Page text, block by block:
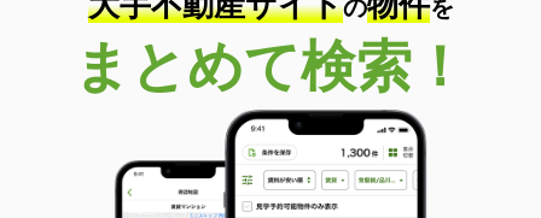
の を
まとめて検索！